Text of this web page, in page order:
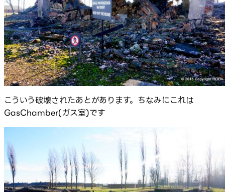
こういう破壊されたあとがあります。ちなみにこれは
GasChamber(ガス室)です